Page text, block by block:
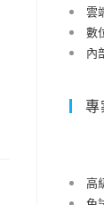
雲
數
內
專
高